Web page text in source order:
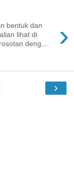
›
bentuk dan
lihat di
deng...
›